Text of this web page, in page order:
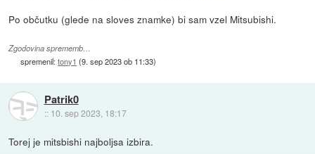
Po občutku (glede na sloves znamke) bi sam vzel Mitsubishi.
Zgodovina sprememb…
spremenil:tony1 (9. sep 2023 ob 11:33)
Patrik0
:: 10. sep 2023, 18:17
Torej je mitsbishi najboljsa izbira.